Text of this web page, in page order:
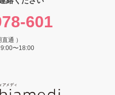
601
直通 ）
〜18:00